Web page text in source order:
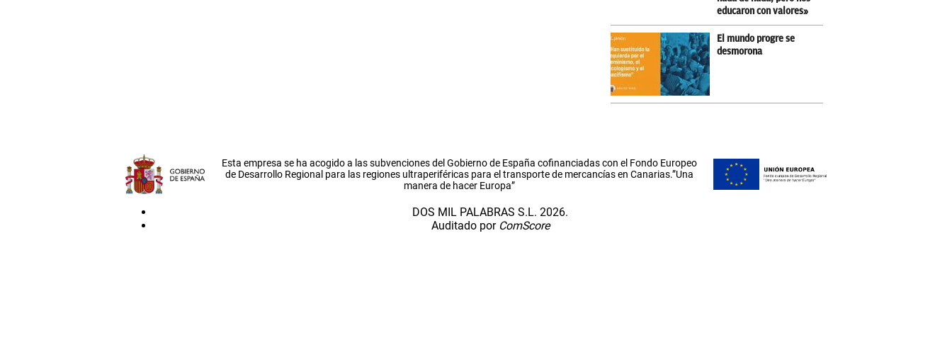
educaron con valores»
El mundo progre se
desmorona
Esta empresa se ha acogido a las subvenciones del Gobierno de España cofinanciadas con el Fondo Europeo
de Desarrollo Regional para las regiones ultraperiféricas para el transporte de mercancías en Canarias.”Una
manera de hacer Europa”
DOS MIL PALABRAS S.L. 2026.
Auditado por ComScore